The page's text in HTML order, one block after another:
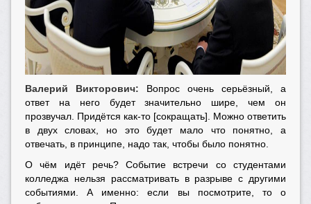
Валерий Викторович: Вопрос очень серьёзный, а
ответ на него будет значительно шире, чем он
прозвучал. Придётся как-то [сокращать]. Можно ответить
в двух словах, но это будет мало что понятно, а
отвечать, в принципе, надо так, чтобы было понятно.
О чём идёт речь? Событие встречи со студентами
колледжа нельзя рассматривать в разрыве с другими
событиями. А именно: если вы посмотрите, то о